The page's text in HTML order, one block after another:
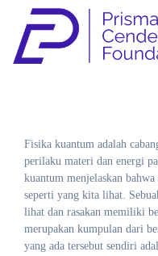
Fisika kuantum adalah
perilaku materi dan energi
kuantum menjelaskan
seperti yang kita lihat.
lihat dan rasakan memiliki
merupakan kumpulan dari
yang ada tersebut sendiri